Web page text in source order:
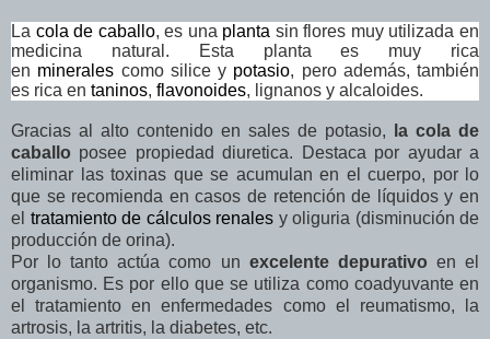
La cola de caballo, es una planta sin flores muy utilizada en
medicina natural. Esta planta es muy rica
en minerales como silice y potasio, pero además, también
es rica en taninos, flavonoides, lignanos y alcaloides.
Gracias al alto contenido en sales de potasio,
la cola de
caballo posee propiedad diuretica. Destaca por ayudar a
eliminar las toxinas que se acumulan en el cuerpo, por lo
que se recomienda en casos de retención de líquidos y en
el tratamiento de cálculos renales y oliguria (disminución de
producción de orina).
Por lo tanto actúa como un excelente depurativo en el
organismo. Es por ello que se utiliza como coadyuvante en
el tratamiento en enfermedades como el reumatismo, la
artrosis, la artritis, la diabetes, etc.